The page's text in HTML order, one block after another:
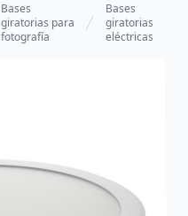
Bases
giratorias para
fotografía
Bases
giratorias
eléctricas